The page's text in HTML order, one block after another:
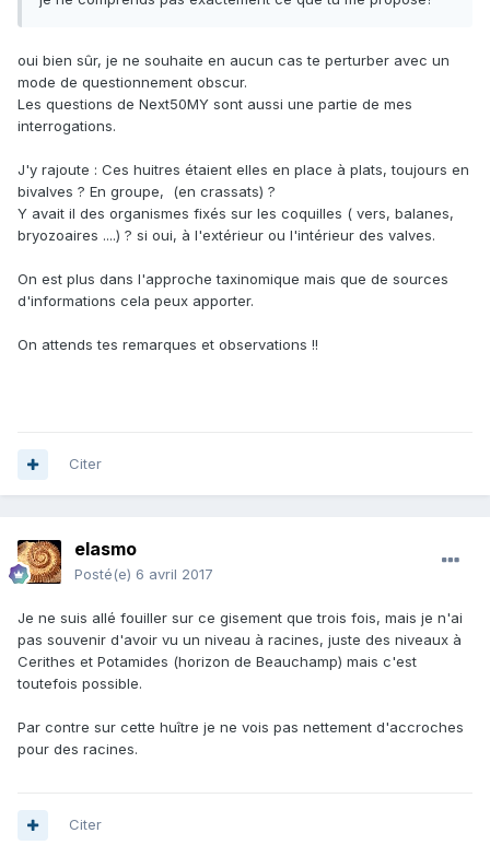
oui bien sûr, je ne souhaite en aucun cas te perturber avec un
mode de questionnement obscur.
Les questions de Next50MY sont aussi une partie de mes
interrogations.
J'y rajoute : Ces huitres étaient elles en place à plats, toujours en
bivalves ? En groupe, (en crassats) ?
Y avait il des organismes fixés sur les coquilles ( vers, balanes,
bryozoaires ....) ? si oui, à l'extérieur ou l'intérieur des valves.
On est plus dans l'approche taxinomique mais que de sources
d'informations cela peux apporter.
On attends tes remarques et observations !!
Citer
elasmo
Posté(e) 6 avril 2017
Je ne suis allé fouiller sur ce gisement que trois fois, mais je n'ai
pas souvenir d'avoir vu un niveau à racines, juste des niveaux à
Cerithes et Potamides (horizon de Beauchamp) mais c'est
toutefois possible.
Par contre sur cette huître je ne vois pas nettement d'accroches
pour des racines.
Citer